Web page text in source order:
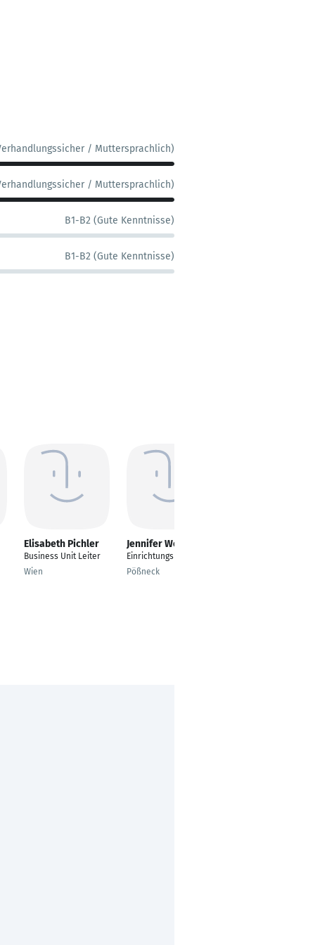
/ Muttersprachlich)
/ Muttersprachlich)
B1-B2 (Gute Kenntnisse)
B1-B2 (Gute Kenntnisse)
Elisabeth Pichler
Business Unit Leiter
Wien
Jennifer Weiß
Einrichtungsleiterin
Pößneck